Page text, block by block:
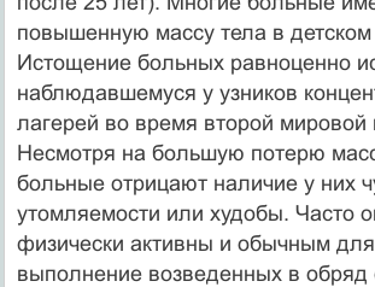
повышенную массу тела в детском
Истощение больных равноценно
наблюдавшемуся у узников
лагерей во время второй мировой
Несмотря на большую потерю
больные отрицают наличие у них
утомля­емости или худобы. Часто
физически активны и обычным
выполнение возведенных в обряд